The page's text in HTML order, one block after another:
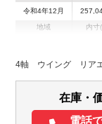
令和4年12月
地域 内寸
パワステ パワーウィ
4軸 ウイング リア
在庫・
電話